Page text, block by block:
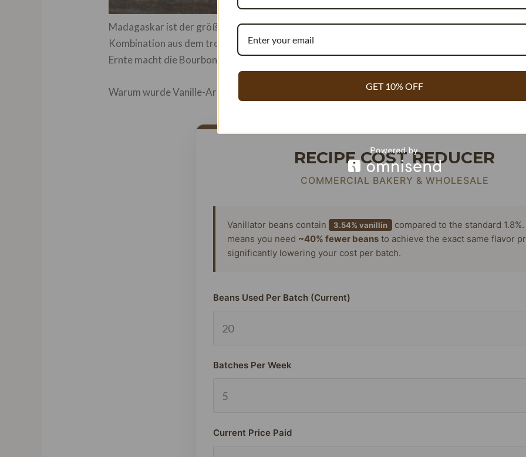
Madagaskar ist der größte Produzent von Bourbon-Vanilleschotenund produziert etwa 80%
Kombination aus dem tropischen Klima, dem fruchtbaren Boden und der sorgfältigen
Ernte macht die Bourbon-Vanilleschoten aus Madagaskar zu einem unvergleichlichen Produkt.
Warum wurde Vanille-Aroma erfunden?
RECIPE COST REDUCER
COMMERCIAL BAKERY & WHOLESALE
Vanillator beans contain 3.54% vanillin
compared to the standard
means you need ~40% fewer beans to achieve the exact same flavor
significantly lowering your cost per batch.
Beans Used Per Batch (Current)
Batches Per Week
Current Price Paid
GET 10% OFF